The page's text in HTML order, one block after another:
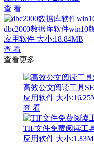
查 看
dbc2000数据库软件win10
应用软件 大小:18.84MB
查 看
查看更多
高效公文阅读工具
应用软件 大小
查 看
TIF文件免费阅读工
应用软件 大小